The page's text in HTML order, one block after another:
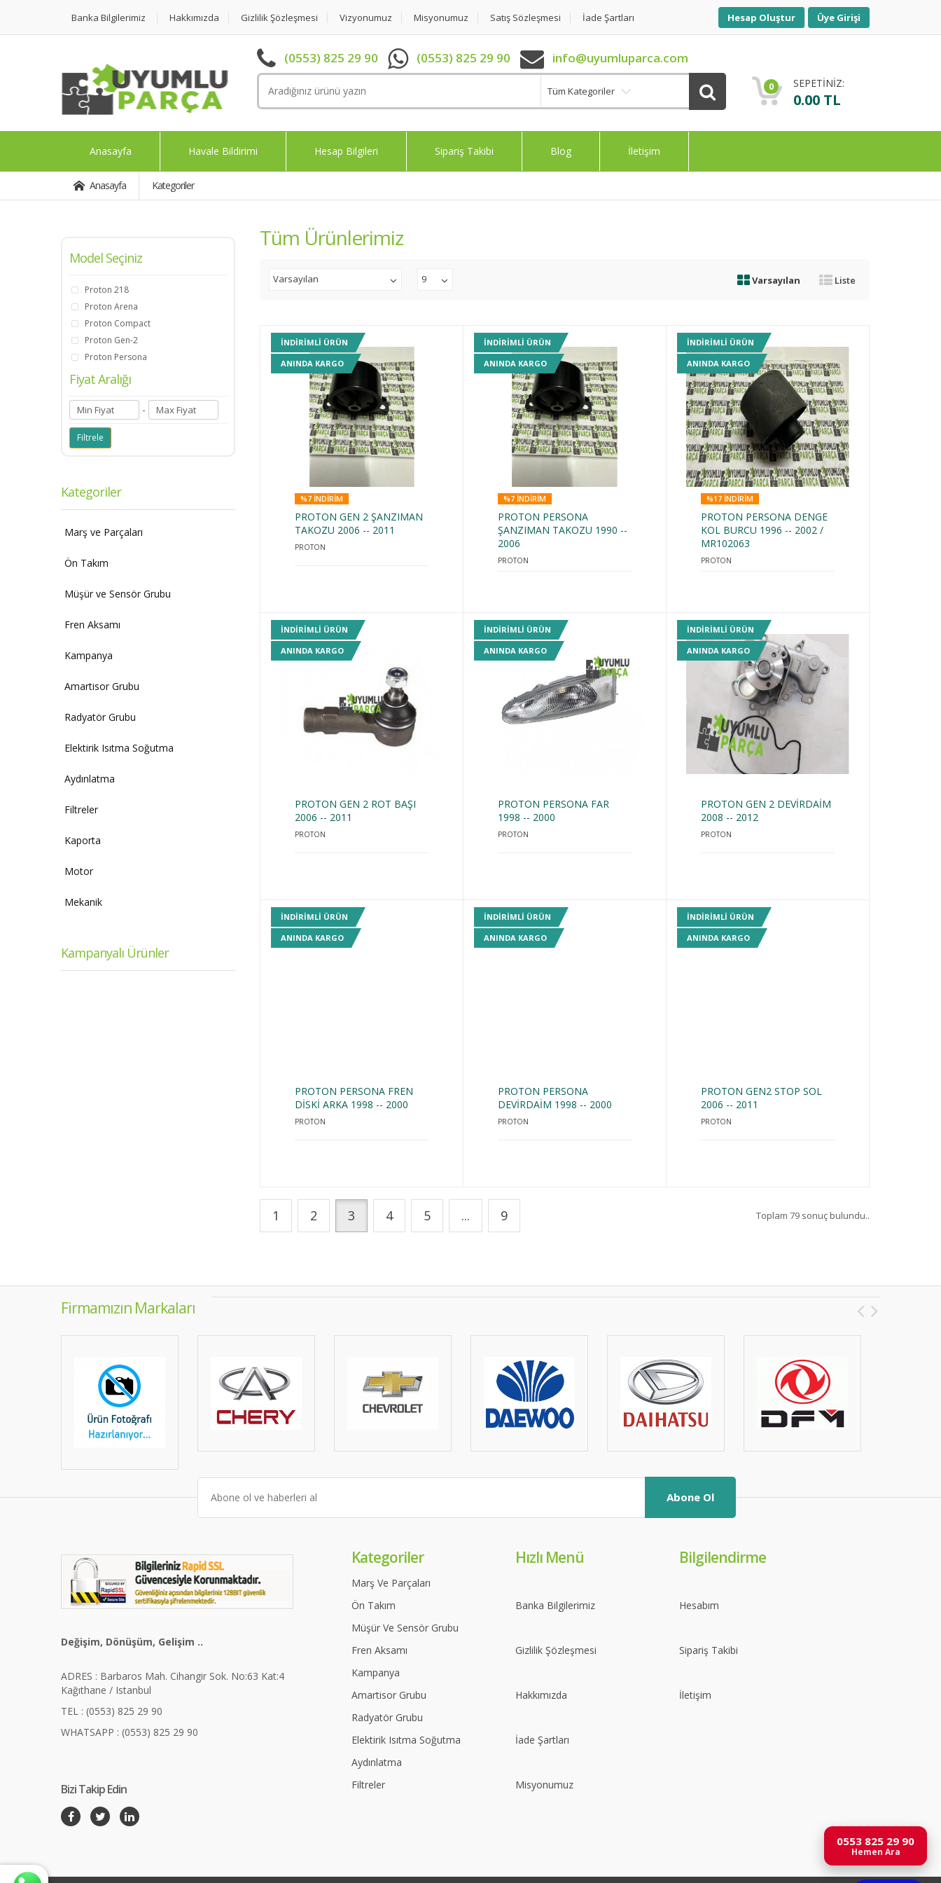
0553 825 29 90
Hemen Ara
Banka Bilgilerimiz Hakkımızda Gizlilik Şözleşmesi Vizyonumuz Misyonumuz Satış Sözleşmesi İade Şartları Hesap Oluştur Üye Girişi
(0553) 825 29 90 (0553) 825 29 90 info@uyumluparca.com
Tüm Kategoriler 0 SEPETİNİZ:
0.00 TL
Anasayfa Havale Bildirimi Hesap Bilgileri Sipariş Takibi Blog İletişim
Anasayfa Kategoriler
Model Seçiniz
Proton 218
Proton Arena
Proton Compact
Proton Gen-2
Proton Persona
Fiyat Aralığı
-
Kategoriler
Marş ve Parçaları
Ön Takım
Müşür ve Sensör Grubu
Fren Aksamı
Kampanya
Amartisor Grubu
Radyatör Grubu
Elektirik Isıtma Soğutma
Aydınlatma
Filtreler
Kaporta
Motor
Mekanik
Kampanyalı Ürünler
Tüm Ürünlerimiz
Varsayılan 9 Varsayılan Liste
INDIRIMLI ÜRÜN
ANINDA KARGO
%7 INDIRIM
PROTON GEN 2 ŞANZIMAN
TAKOZU 2006 -- 2011
PROTON
INDIRIMLI ÜRÜN
ANINDA KARGO
%7 INDIRIM
PROTON PERSONA
ŞANZIMAN TAKOZU 1990 --
2006
PROTON
INDIRIMLI ÜRÜN
ANINDA KARGO
%17 INDIRIM
PROTON PERSONA DENGE
KOL BURCU 1996 -- 2002 /
MR102063
PROTON
INDIRIMLI ÜRÜN
ANINDA KARGO
PROTON GEN 2 ROT BAŞI
2006 -- 2011
PROTON
INDIRIMLI ÜRÜN
ANINDA KARGO
PROTON PERSONA FAR
1998 -- 2000
PROTON
INDIRIMLI ÜRÜN
ANINDA KARGO
PROTON GEN 2 DEVİRDAİM
2008 -- 2012
PROTON
INDIRIMLI ÜRÜN
ANINDA KARGO
PROTON PERSONA FREN
DİSKİ ARKA 1998 -- 2000
PROTON
INDIRIMLI ÜRÜN
ANINDA KARGO
PROTON PERSONA
DEVİRDAİM 1998 -- 2000
PROTON
INDIRIMLI ÜRÜN
ANINDA KARGO
PROTON GEN2 STOP SOL
2006 -- 2011
PROTON
1 2 3 4 5 ... 9 Toplam 79 sonuç bulundu..
Firmamızın Markaları
Abone Ol
Değişim, Dönüşüm, Gelişim ..
ADRES : Barbaros Mah. Cihangir Sok. No:63 Kat:4
Kağıthane / Istanbul
TEL : (0553) 825 29 90
WHATSAPP : (0553) 825 29 90
Bizi Takip Edin
Kategoriler
Marş Ve Parçaları
Ön Takım
Müşür Ve Sensör Grubu
Fren Aksamı
Kampanya
Amartisor Grubu
Radyatör Grubu
Elektirik Isıtma Soğutma
Aydınlatma
Filtreler
Hızlı Menü
Banka Bilgilerimiz
Gizlilik Şözleşmesi
Hakkımızda
İade Şartları
Misyonumuz
Bilgilendirme
Hesabım
Sipariş Takibi
İletişim